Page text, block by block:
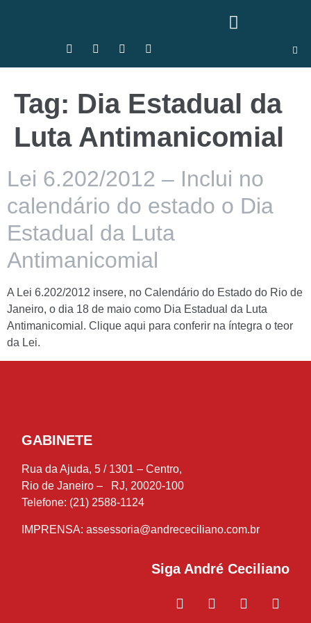
Tag: Dia Estadual da
Luta Antimanicomial
Lei 6.202/2012 – Inclui no
calendário do estado o Dia
Estadual da Luta
Antimanicomial
A Lei 6.202/2012 insere, no Calendário do Estado do Rio de
Janeiro, o dia 18 de maio como Dia Estadual da Luta
Antimanicomial. Clique aqui para conferir na íntegra o teor
da Lei.
GABINETE
Rua da Ajuda, 5 / 1301 – Centro,
Rio de Janeiro – RJ, 20020-100
Telefone: (21) 2588-1124
IMPRENSA: assessoria@andrececiliano.com.br
Siga André Ceciliano